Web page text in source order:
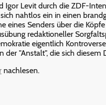
Igor Levit durch die ZDF-
nahtlos ein in einen
eines Senders über die
redaktioneller
eigentlich
der "Anstalt", die sich
nachlesen.